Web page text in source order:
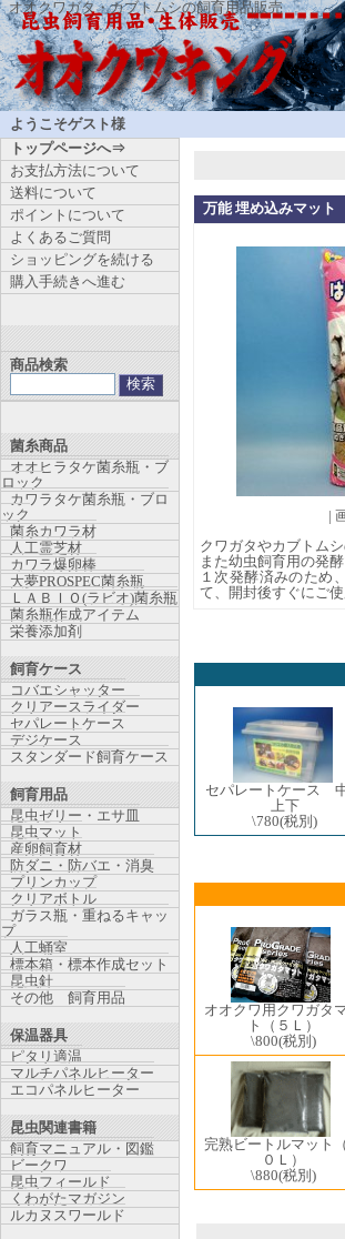
オオクワガタ・カブトムシの飼育用品販売
ようこそゲスト様
万能 埋め込みマット
|
クワガタやカブトム
また幼虫飼育用の発
１次発酵済みのため
て、開封後すぐにご使
セパレートケース
上下
\780(税別)
オオクワ用クワガタ
ト（５Ｌ）
\800(税別)
完熟ビートルマット（
０Ｌ）
\880(税別)
トップページへ⇒
お支払方法について
送料について
ポイントについて
よくあるご質問
ショッピングを続ける
購入手続きへ進む
商品検索
菌糸商品
オオヒラタケ菌糸瓶・ブ
ロック
カワラタケ菌糸瓶・ブロ
ック
菌糸カワラ材
人工霊芝材
カワラ爆卵棒
大夢PROSPEC菌糸瓶
ＬＡＢＩＯ(ラビオ)菌糸瓶
菌糸瓶作成アイテム
栄養添加剤
飼育ケース
コバエシャッター
クリアースライダー
セパレートケース
デジケース
スタンダード飼育ケース
飼育用品
昆虫ゼリー・エサ皿
昆虫マット
産卵飼育材
防ダニ・防バエ・消臭
プリンカップ
クリアボトル
ガラス瓶・重ねるキャッ
プ
人工蛹室
標本箱・標本作成セット
昆虫針
その他 飼育用品
保温器具
ピタリ適温
マルチパネルヒーター
エコパネルヒーター
昆虫関連書籍
飼育マニュアル・図鑑
ビークワ
昆虫フィールド
くわがたマガジン
ルカヌスワールド